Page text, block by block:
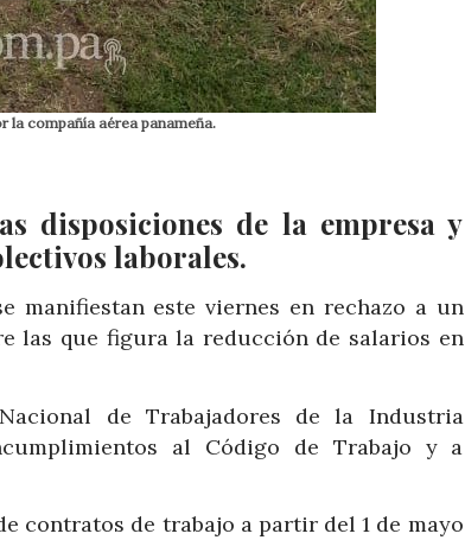
la compañía aérea panameña.
disposiciones de la empresa y
laborales.
manifiestan este viernes en rechazo a un
las que figura la reducción de salarios en
de Trabajadores de la Industria
al Código de Trabajo y a
contratos de trabajo a partir del 1 de mayo